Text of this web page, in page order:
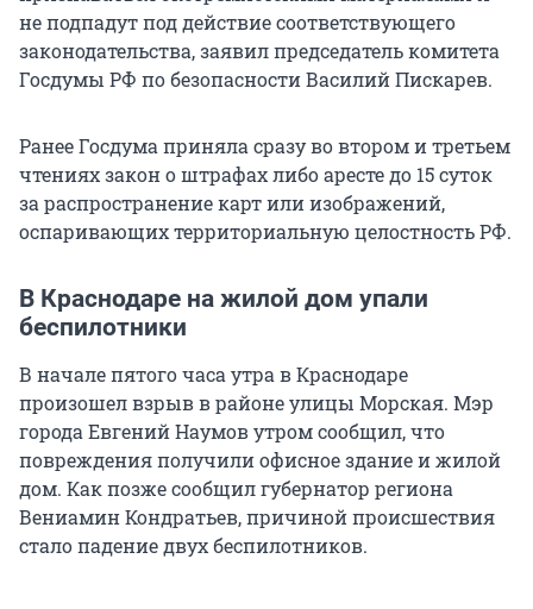
не подпадут под действие соответствующего
законодательства, заявил председатель комитета
Госдумы РФ по безопасности Василий Пискарев.
Ранее Госдума приняла сразу во втором и третьем
чтениях закон о штрафах либо аресте до 15 суток
за распространение карт или изображений,
оспаривающих территориальную целостность РФ.
В Краснодаре на жилой дом упали
беспилотники
В начале пятого часа утра в Краснодаре
произошел взрыв в районе улицы Морская. Мэр
города Евгений Наумов утром сообщил, что
повреждения получили офисное здание и жилой
дом. Как позже сообщил губернатор региона
Вениамин Кондратьев, причиной происшествия
стало падение двух беспилотников.